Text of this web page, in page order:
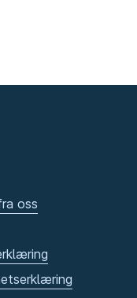
oss